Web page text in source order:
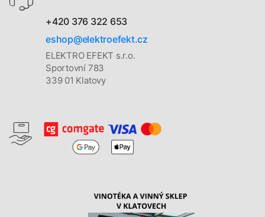
+420 376 322 653
eshop@elektroefekt.cz
ELEKTRO EFEKT s.r.o.
Sportovní 783
339 01 Klatovy